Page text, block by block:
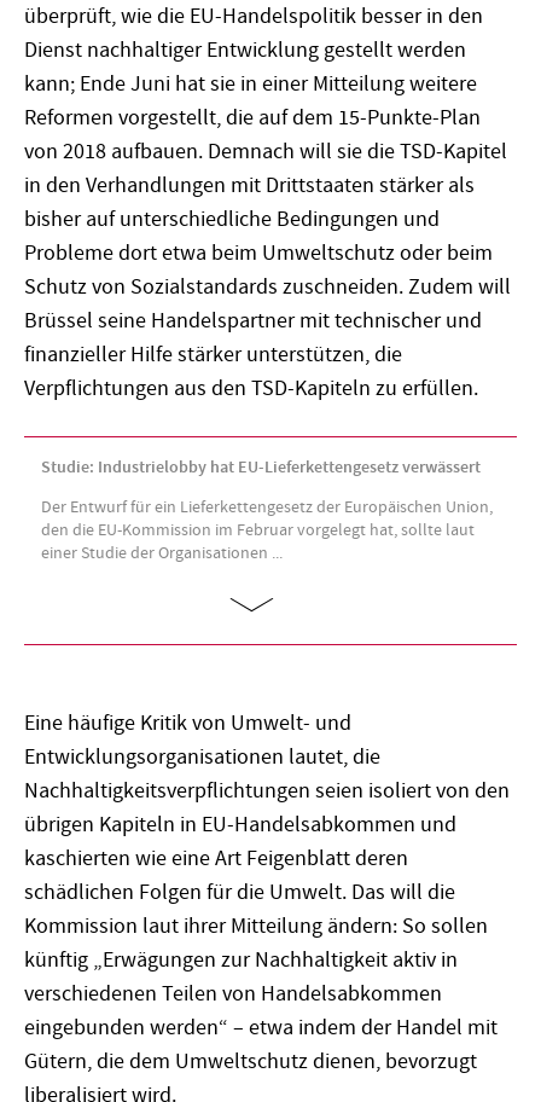
überprüft, wie die EU-Handelspolitik besser in den
Dienst nachhaltiger Entwicklung gestellt werden
kann; Ende Juni hat sie in einer Mitteilung weitere
Reformen vorgestellt, die auf dem 15-Punkte-Plan
von 2018 aufbauen. Demnach will sie die TSD-Kapitel
in den Verhandlungen mit Drittstaaten stärker als
bisher auf unterschiedliche Bedingungen und
Probleme dort etwa beim Umweltschutz oder beim
Schutz von Sozialstandards zuschneiden. Zudem will
Brüssel seine Handelspartner mit technischer und
finanzieller Hilfe stärker unterstützen, die
Verpflichtungen aus den TSD-Kapiteln zu erfüllen.
Studie: Industrielobby hat EU-Lieferkettengesetz verwässert
Der Entwurf für ein Lieferkettengesetz der Europäischen Union,
den die EU-Kommission im Februar vorgelegt hat, sollte laut
einer Studie der Organisationen ...
Eine häufige Kritik von Umwelt- und
Entwicklungsorganisationen lautet, die
Nachhaltigkeitsverpflichtungen seien isoliert von den
übrigen Kapiteln in EU-Handelsabkommen und
kaschierten wie eine Art Feigenblatt deren
schädlichen Folgen für die Umwelt. Das will die
Kommission laut ihrer Mitteilung ändern: So sollen
künftig „Erwägungen zur Nachhaltigkeit aktiv in
verschiedenen Teilen von Handelsabkommen
eingebunden werden“ – etwa indem der Handel mit
Gütern, die dem Umweltschutz dienen, bevorzugt
liberalisiert wird.